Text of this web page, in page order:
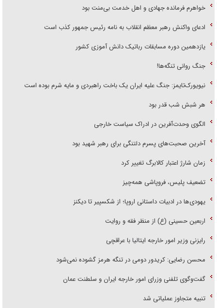
خواهرم فرمانده جهادی و اهل خدمت بی‌منت بود
ادعای واکنش رهبر معظم انقلاب به نامه رئیس جمهور کذب است
یازدهمین دوره مسابقات رباتیک دانش آموزی کشور
جنگ روانی تنگه‌ها!
نیویورک‌تایمز: جنگ علیه ایران یک باخت راهبردی و مایه شرم بوده است
هر شبش شب قدر بود
الگوی وحدت‌آفرین در ادراک سیاست خارجی
آخرین صحبت‌های پسرم دلتنگی برای رهبر شهید بود
زمان شارژ اعتبار کالابرگ تغییر کرد
تضعیف پلیس، فروپاشی همه‌چیز
یهودی‌ها در ادبیات داستانی اروپا؛ از شکسپیر تا دیکنز
اربعین حسینی (ع) از منظر فقه و روایت
رایزنی وزیر امور خارجه ایتالیا با عراقچی
محسن رضایی: کریدور دومی در تنگه هرمز گشوده نمی‌شود
گفت‌وگوی تلفنی وزرای امور خارجه ایران و سلطنت عمان
تنبیه متجاوز عملیاتی شد